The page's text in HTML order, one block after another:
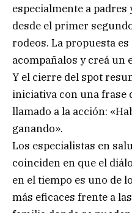
especialmente a
desde el primer
rodeos. La propuesta
acompañalos y creá un
Y el cierre del spot
iniciativa con una frase
llamado a la acción:
ganando».
Los especialistas en
coinciden en que el
en el tiempo es uno de
más eficaces frente a